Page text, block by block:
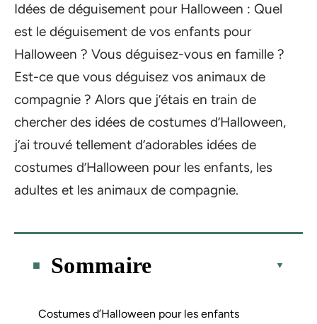
Idées de déguisement pour Halloween : Quel
est le déguisement de vos enfants pour
Halloween ? Vous déguisez-vous en famille ?
Est-ce que vous déguisez vos animaux de
compagnie ? Alors que j’étais en train de
chercher des idées de costumes d’Halloween,
j’ai trouvé tellement d’adorables idées de
costumes d’Halloween pour les enfants, les
adultes et les animaux de compagnie.
Sommaire
Costumes d’Halloween pour les enfants